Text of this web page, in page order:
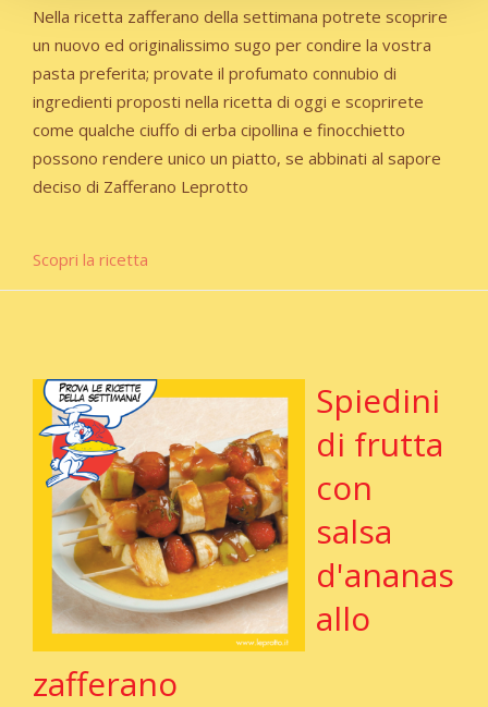
Nella ricetta zafferano della settimana potrete scoprire
un nuovo ed originalissimo sugo per condire la vostra
pasta preferita; provate il profumato connubio di
ingredienti proposti nella ricetta di oggi e scoprirete
come qualche ciuffo di erba cipollina e finocchietto
possono rendere unico un piatto, se abbinati al sapore
deciso di Zafferano Leprotto
Scopri la ricetta
Spiedini
di frutta
con
salsa
d'ananas
allo
zafferano